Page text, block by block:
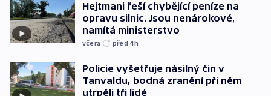
Hejtmani řeší chybějící peníze na
opravu silnic. Jsou nenárokové,
namítá ministerstvo
včera před 4h
Policie vyšetřuje násilný čin v
Tanvaldu, bodná zranění při něm
utrpěli tři lidé